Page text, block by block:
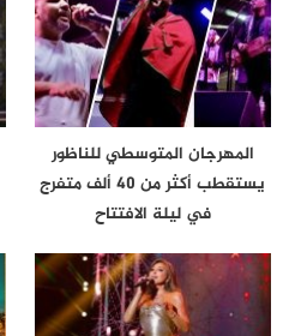
المهرجان المتوسطي للناظور
يستقطب أكثر من 40 ألف متفرج
في ليلة الافتتاح